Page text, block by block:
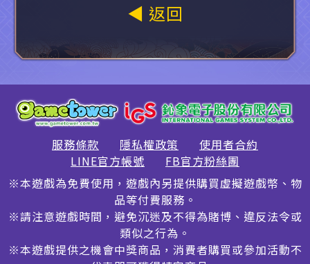
◀ 返回
服務條款 隱私權政策
使用者合約
LINE官方帳號
FB官方粉絲團
※本遊戲為免費使用，遊戲內另提供購買虛擬遊戲幣、物
品等付費服務。
※請注意遊戲時間，避免沉迷及不得為賭博、違反法令或
類似之行為。
※本遊戲提供之機會中獎商品，消費者購買或參加活動不